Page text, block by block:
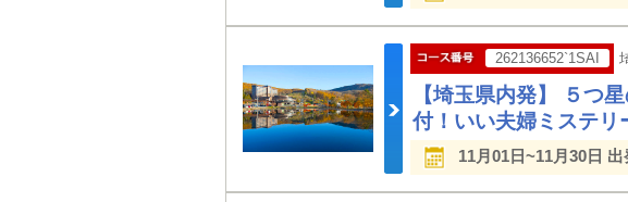
262136652`1SAI
【埼玉県内発】 ５つ
付！いい夫婦ミステリ
11月01日~11月30日 出